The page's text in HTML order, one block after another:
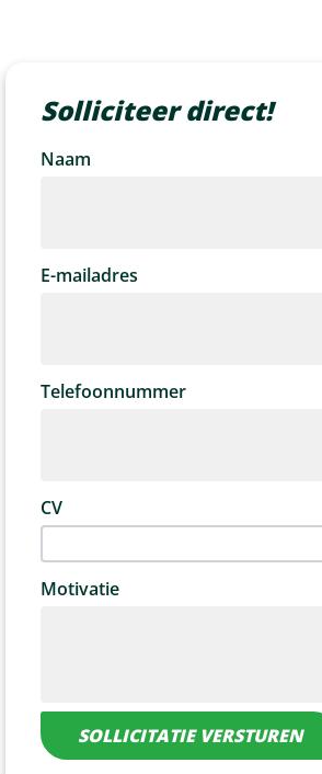
Solliciteer direct!
Naam
E-mailadres
Telefoonnummer
CV
Motivatie
SOLLICITATIE VERSTUREN